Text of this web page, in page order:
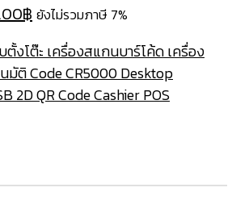
฿.
฿Current
price
is:
6,500.00฿.
ยังไม่รวมภาษี 7%
งโต๊ะ เครื่องสแกนบาร์โค้ด เครื่อง
มัติ Code CR5000 Desktop
2D QR Code Cashier POS